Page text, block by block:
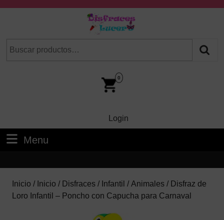
Cuando hay resultados autocompletados, puedes utilizar
0
LoginLogin
Menu
Inicio / Inicio / Disfraces / Infantil / Animales / Disfraz de
Loro Infantil – Poncho con Capucha para Carnaval